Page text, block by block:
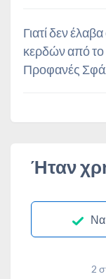
Γιατί δεν
κερδών από το
Προφανές
Ήταν
2